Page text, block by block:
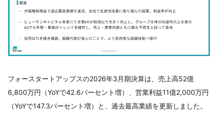
フォースタートアップスの2026年3月期決算は、売上高52億
6,800万円（YoYで42.6パーセント増）、営業利益11億2,000万円
（YoYで147.3パーセント増）と、過去最高業績を更新しました。